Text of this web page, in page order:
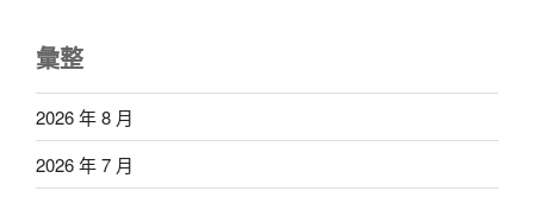
彙整
2026 年 8 月
2026 年 7 月